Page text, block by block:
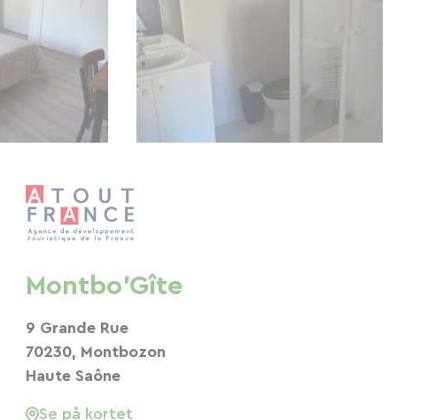
Montbo'Gîte
9 Grande Rue
70230, Montbozon
Haute Saône
Se på kortet